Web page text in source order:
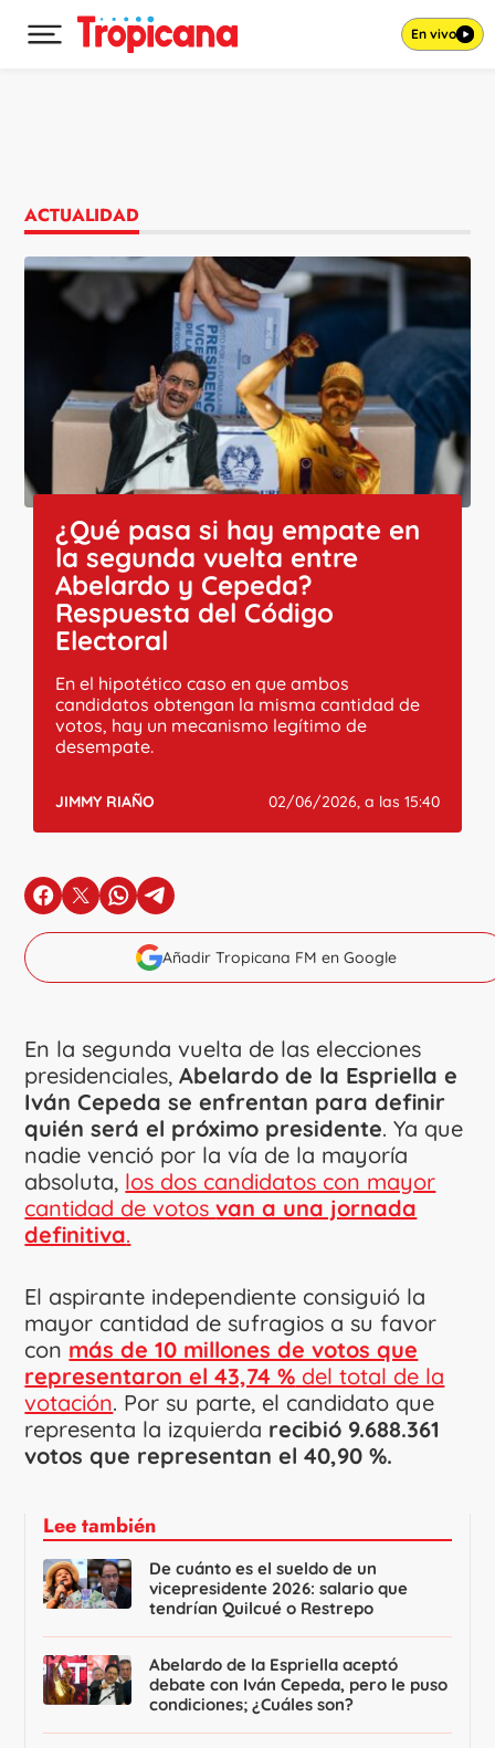
Desplegar menú principal En vivo
ACTUALIDAD
¿Qué pasa si hay empate en
la segunda vuelta entre
Abelardo y Cepeda?
Respuesta del Código
Electoral
En el hipotético caso en que ambos
candidatos obtengan la misma cantidad de
votos, hay un mecanismo legítimo de
desempate.
JIMMY RIAÑO 02/06/2026, a las 15:40
en Facebook
en Xen Whatsapp
en Telegram
Añadir Tropicana FM en Google
En la segunda vuelta de las elecciones
presidenciales,Abelardo de la Espriella e
Iván Cepeda se enfrentan para definir
quién será el próximo presidente. Ya que
nadie venció por la vía de la mayoría
absoluta, los dos candidatos con mayor
cantidad de votosvan a una jornada
definitiva.
El aspirante independiente consiguió la
mayor cantidad de sufragios a su favor
con más de 10 millones de votos que
representaron el 43,74 % del total de la
votación. Por su parte, el candidato que
representa la izquierda recibió 9.688.361
votos que representan el 40,90 %.
Lee también
De cuánto es el sueldo de un
vicepresidente 2026: salario que
tendrían Quilcué o Restrepo
Abelardo de la Espriella aceptó
debate con Iván Cepeda, pero le puso
condiciones; ¿Cuáles son?